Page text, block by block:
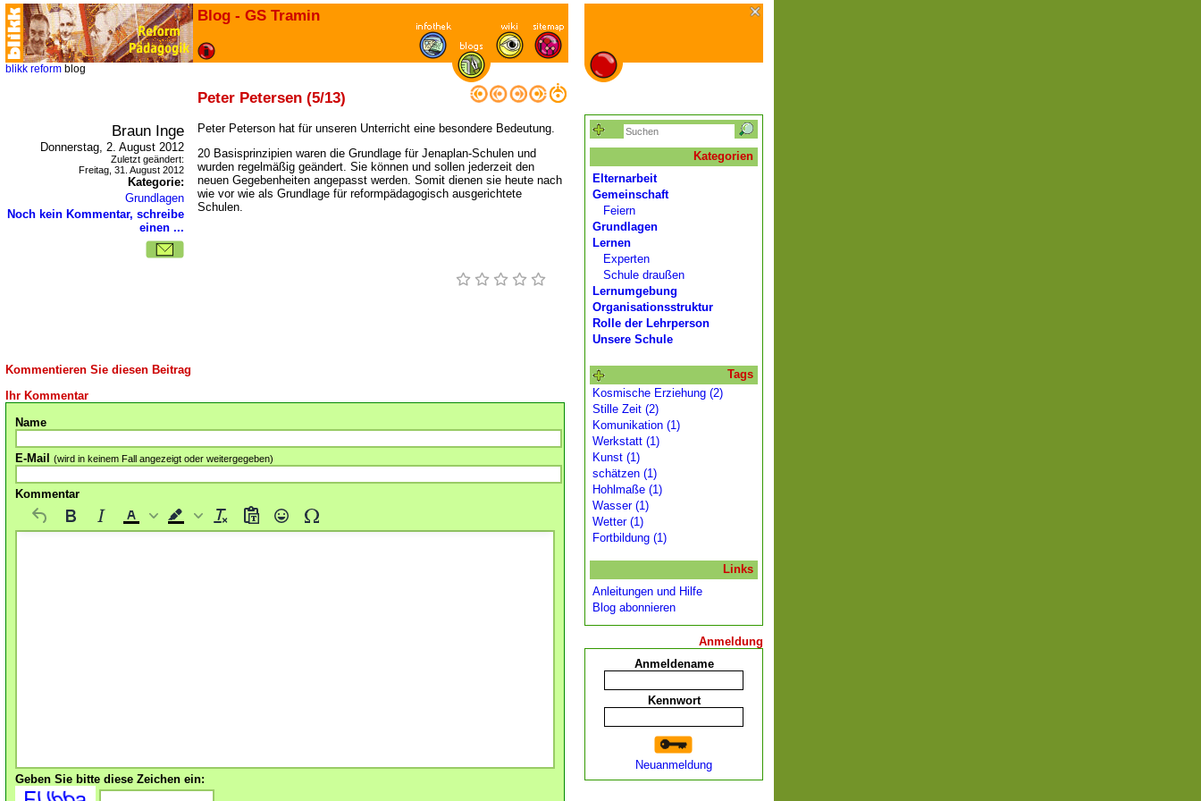
Blog - GS Tramin
blikk reform blog
Peter Petersen (5/13)
Braun Inge
Donnerstag, 2. August 2012
Zuletzt geändert:
Freitag, 31. August 2012
Kategorie:
Grundlagen
Noch kein Kommentar, schreibe
einen ...
Peter Peterson hat für unseren Unterricht eine besondere Bedeutung.
20 Basisprinzipien waren die Grundlage für Jenaplan-Schulen und
wurden regelmäßig geändert. Sie können und sollen jederzeit den
neuen Gegebenheiten angepasst werden. Somit dienen sie heute nach
wie vor wie als Grundlage für reformpädagogisch ausgerichtete
Schulen.
Kommentieren Sie diesen Beitrag
Ihr Kommentar
Name
E-Mail (wird in keinem Fall angezeigt oder weitergegeben)
Kommentar
Geben Sie bitte diese Zeichen ein:
Kategorien
Elternarbeit
Gemeinschaft
Feiern
Grundlagen
Lernen
Experten
Schule draußen
Lernumgebung
Organisationsstruktur
Rolle der Lehrperson
Unsere Schule
Tags
Kosmische Erziehung (2)
Stille Zeit (2)
Komunikation (1)
Werkstatt (1)
Kunst (1)
schätzen (1)
Hohlmaße (1)
Wasser (1)
Wetter (1)
Fortbildung (1)
Links
Anleitungen und Hilfe
Blog abonnieren
Anmeldung
Anmeldename
Kennwort
Neuanmeldung